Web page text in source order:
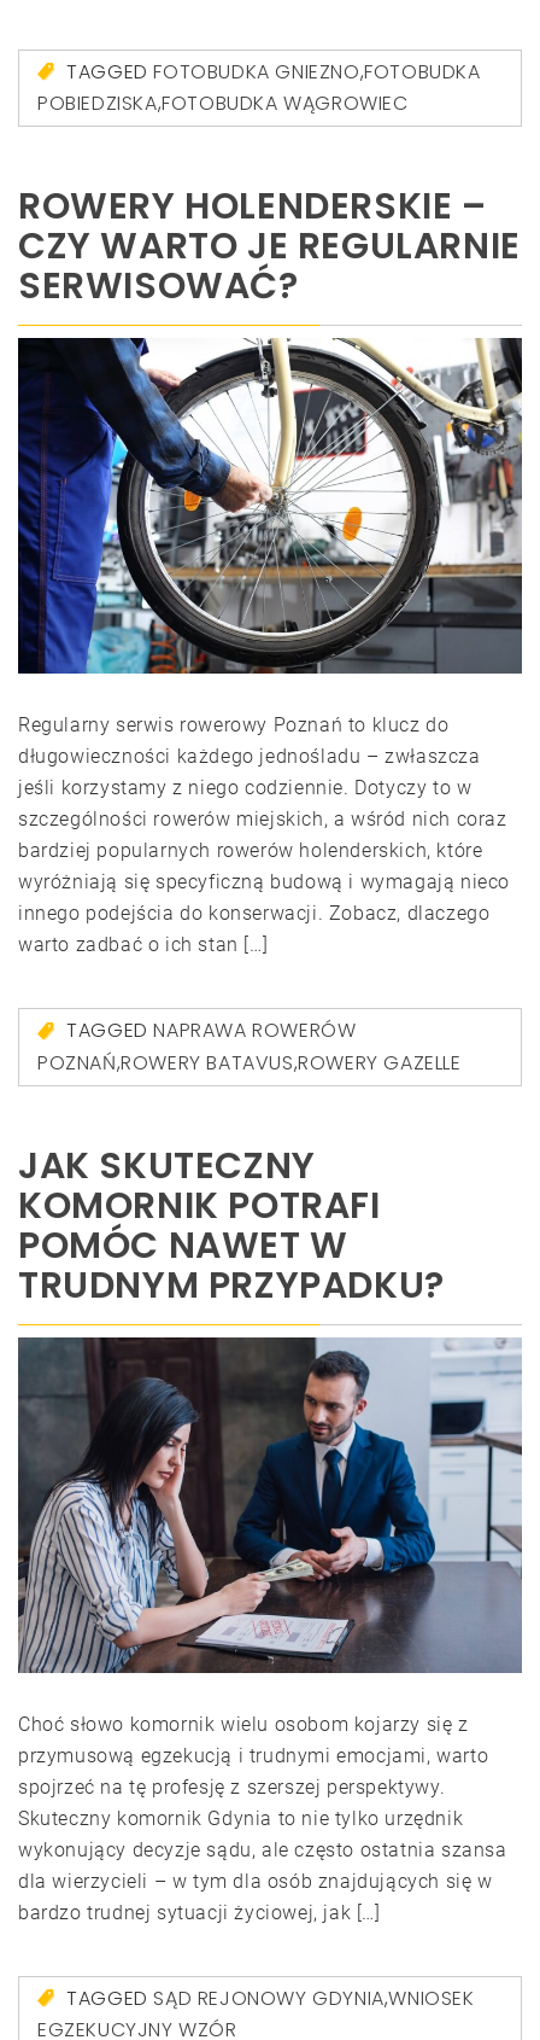
TAGGEDFOTOBUDKA GNIEZNO,FOTOBUDKA
POBIEDZISKA,FOTOBUDKA WĄGROWIEC
ROWERY HOLENDERSKIE –
CZY WARTO JE REGULARNIE
SERWISOWAĆ?
Regularny serwis rowerowy Poznań to klucz do
długowieczności każdego jednośladu – zwłaszcza
jeśli korzystamy z niego codziennie. Dotyczy to w
szczególności rowerów miejskich, a wśród nich coraz
bardziej popularnych rowerów holenderskich, które
wyróżniają się specyficzną budową i wymagają nieco
innego podejścia do konserwacji. Zobacz, dlaczego
warto zadbać o ich stan […]
TAGGEDNAPRAWA ROWERÓW
POZNAŃ,ROWERY BATAVUS,ROWERY GAZELLE
JAK SKUTECZNY
KOMORNIK POTRAFI
POMÓC NAWET W
TRUDNYM PRZYPADKU?
Choć słowo komornik wielu osobom kojarzy się z
przymusową egzekucją i trudnymi emocjami, warto
spojrzeć na tę profesję z szerszej perspektywy.
Skuteczny komornik Gdynia to nie tylko urzędnik
wykonujący decyzje sądu, ale często ostatnia szansa
dla wierzycieli – w tym dla osób znajdujących się w
bardzo trudnej sytuacji życiowej, jak […]
TAGGED SĄD REJONOWY GDYNIA,WNIOSEK
EGZEKUCYJNY WZÓR